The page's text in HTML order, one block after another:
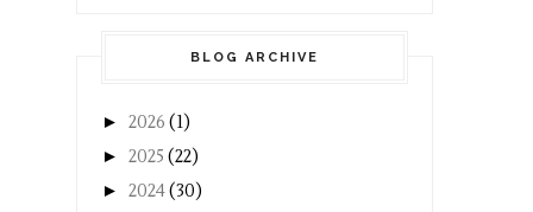
BLOG ARCHIVE
► 2026 (1)
► 2025 (22)
► 2024(30)